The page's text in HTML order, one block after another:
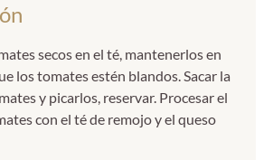
secos en el té, mantenerlos en
los tomates estén blandos. Sacar la
y picarlos, reservar. Procesar el
con el té de remojo y el queso